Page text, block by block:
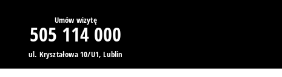
Umów wizytę
505 114 000
ul. Kryształowa 10/U1, Lublin